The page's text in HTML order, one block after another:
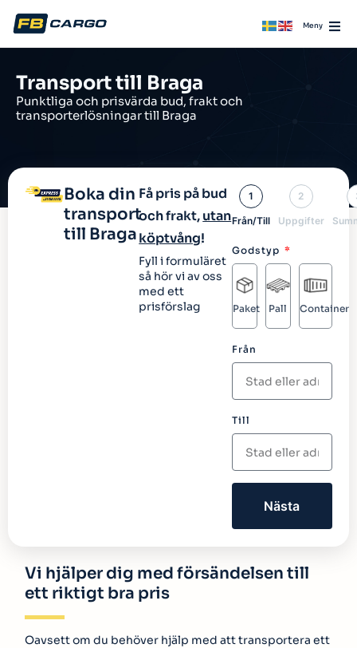
Transport till Braga
Punktliga och prisvärda bud, frakt och
transporterlösningar till Braga
Vi hjälper dig med försändelsen till
ett riktigt bra pris
Oavsett om du behöver hjälp med att transportera ett
Boka din
transport
till Braga
Få pris på bud
och frakt,utan
köptvång!
Fyll i formuläret
så hör vi av oss
med ett
prisförslag
1
Från/Till
2
Uppgifter
Godstyp
Paket Pall Container
Från
Till
Nästa